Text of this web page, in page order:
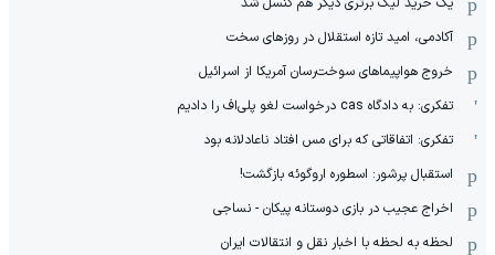
آکادمی، امید تازه استقلال در روزهای سخت
خروج هواپیماهای سوخت‌رسان آمریکا از اسرائیل
تفکری: به دادگاه cas درخواست لغو پلی‌اف را دادیم
تفکری: اتفاقاتی که برای مس افتاد ناعادلانه بود
استقبال پرشور: اسطوره اروگوئه بازگشت!
اخراج عجیب در بازی دوستانه پیکان - نساجی
لحظه به لحظه با اخبار نقل و انتقالات ایران